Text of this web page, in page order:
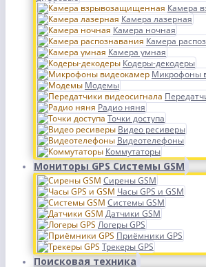
Камера
Камера лазерная
Камера ночная
Камера
Камера умная
Кодеры-декодеры
Микрофоны
Модемы
Радио няня
Точки доступа
Видео ресиверы
Видеотелефоны
Коммутаторы
Мониторы GPS Системы GSM
Сирены GSM
Часы GPS и GSM
Системы GSM
Датчики GSM
Логеры GPS
Приёмники GPS
Трекеры GPS
Поисковая техника